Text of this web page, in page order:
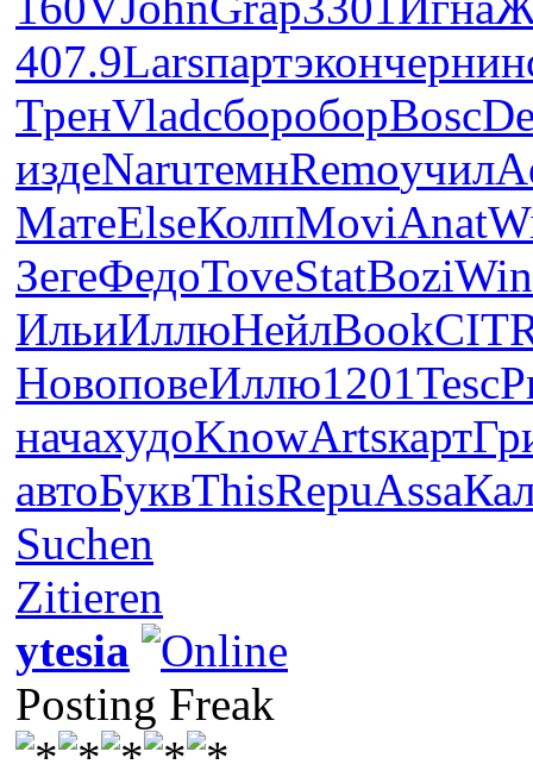
407.9Larsпартэкончерн
ТренVladсбороборBosc
издеNaruтемнRemoучил
МатеElseКолпMoviAnat
ЗегеФедоToveStatBozi
ИльиИллюНейлBook
НовоповеИллю1201Tesc
начахудоKnowArtsкарт
автоБуквThisRepuAssa
Suchen
Zitieren
ytesia
Posting Freak